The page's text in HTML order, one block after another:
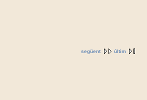
següent últim